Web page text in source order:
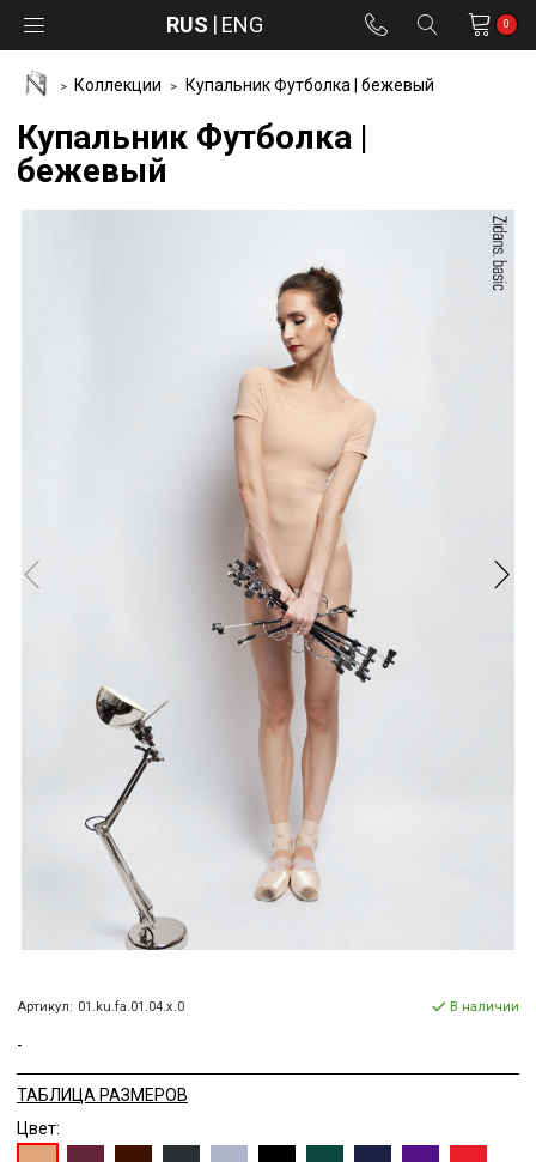
RUS ENG 0
Коллекции Купальник Футболка | бежевый
Купальник Футболка |
бежевый
Артикул: 01.ku.fa.01.04.x.0 В наличии
-
ТАБЛИЦА РАЗМЕРОВ
Цвет: